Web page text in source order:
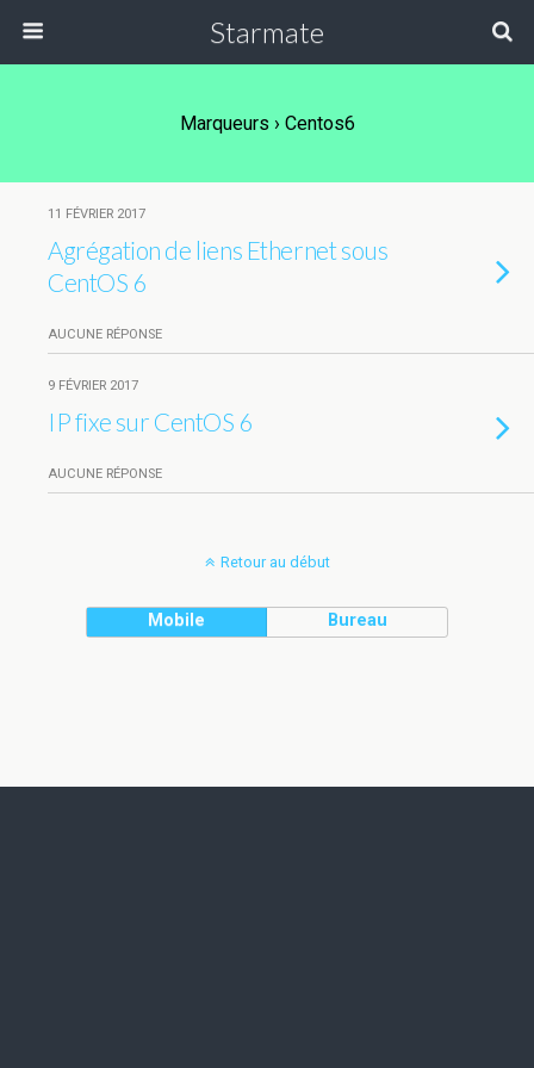
Starmate
Marqueurs › Centos6
11 FÉVRIER 2017
Agrégation de liens Ethernet sous
CentOS 6
AUCUNE RÉPONSE
9 FÉVRIER 2017
IP fixe sur CentOS 6
AUCUNE RÉPONSE
Retour au début
Mobile Bureau